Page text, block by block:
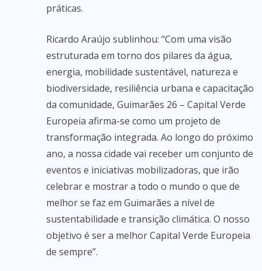
práticas.
Ricardo Araújo sublinhou: “Com uma visão
estruturada em torno dos pilares da água,
energia, mobilidade sustentável, natureza e
biodiversidade, resiliência urbana e capacitação
da comunidade, Guimarães 26 – Capital Verde
Europeia afirma-se como um projeto de
transformação integrada. Ao longo do próximo
ano, a nossa cidade vai receber um conjunto de
eventos e iniciativas mobilizadoras, que irão
celebrar e mostrar a todo o mundo o que de
melhor se faz em Guimarães a nível de
sustentabilidade e transição climática. O nosso
objetivo é ser a melhor Capital Verde Europeia
de sempre”.